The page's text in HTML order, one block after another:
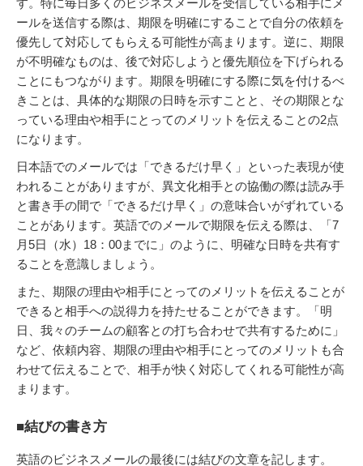
す。特に毎日多くのビジネスメールを受信している相手にメ
ールを送信する際は、期限を明確にすることで自分の依頼を
優先して対応してもらえる可能性が高まります。逆に、期限
が不明確なものは、後で対応しようと優先順位を下げられる
ことにもつながります。期限を明確にする際に気を付けるべ
きことは、具体的な期限の日時を示すことと、その期限とな
っている理由や相手にとってのメリットを伝えることの2点
になります。
日本語でのメールでは「できるだけ早く」といった表現が使
われることがありますが、異文化相手との協働の際は読み手
と書き手の間で「できるだけ早く」の意味合いがずれている
ことがあります。英語でのメールで期限を伝える際は、「7
月5日（水）18：00までに」のように、明確な日時を共有す
ることを意識しましょう。
また、期限の理由や相手にとってのメリットを伝えることが
できると相手への説得力を持たせることができます。「明
日、我々のチームの顧客との打ち合わせで共有するために」
など、依頼内容、期限の理由や相手にとってのメリットも合
わせて伝えることで、相手が快く対応してくれる可能性が高
まります。
■結びの書き方
英語のビジネスメールの最後には結びの文章を記します。